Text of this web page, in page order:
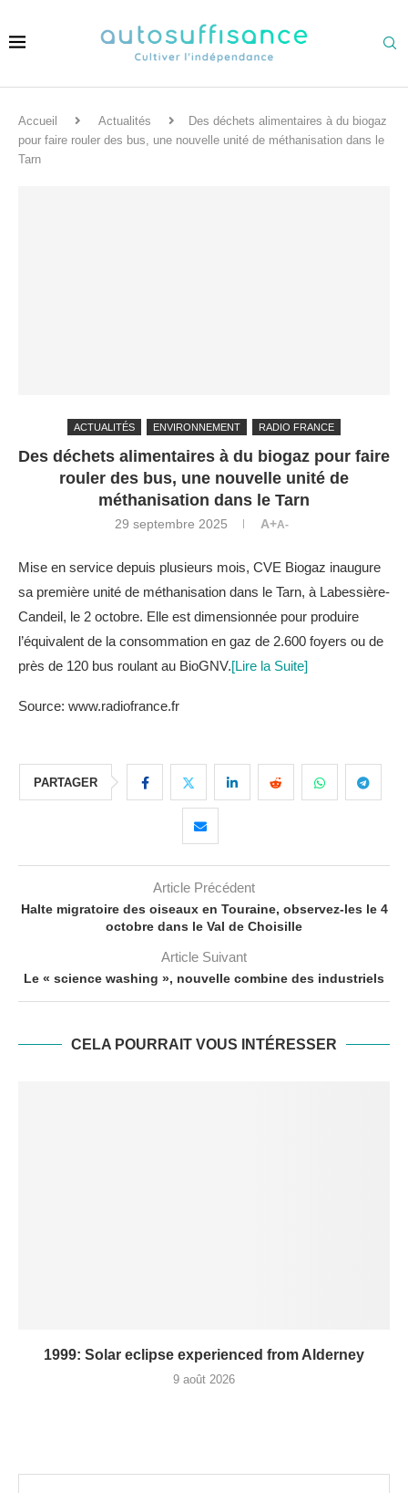
Accueil Actualités
Des déchets alimentaires à du biogaz
pour faire rouler des bus, une nouvelle unité de méthanisation dans le
Tarn
ACTUALITÉS ENVIRONNEMENT RADIO FRANCE
Des déchets alimentaires à du biogaz pour faire
rouler des bus, une nouvelle unité de
méthanisation dans le Tarn
29 septembre 2025 A+A-
Mise en service depuis plusieurs mois, CVE Biogaz inaugure
sa première unité de méthanisation dans le Tarn, à Labessière-
Candeil, le 2 octobre. Elle est dimensionnée pour produire
l’équivalent de la consommation en gaz de 2.600 foyers ou de
près de 120 bus roulant au BioGNV.[Lire la Suite]
Source: www.radiofrance.fr
PARTAGER
Article Précédent
Halte migratoire des oiseaux en Touraine, observez-les le 4
octobre dans le Val de Choisille
Article Suivant
Le « science washing », nouvelle combine des industriels
CELA POURRAIT VOUS INTÉRESSER
1999: Solar eclipse experienced from Alderney
9 août 2026